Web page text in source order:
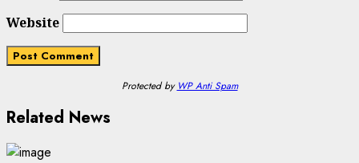
Website
Protected by WP Anti Spam
Related News